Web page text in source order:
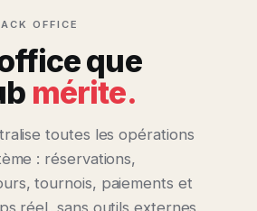
OFFICE
que
mérite.
toutes les opérations
: réservations,
tournois, paiements et
réel, sans outils externes.